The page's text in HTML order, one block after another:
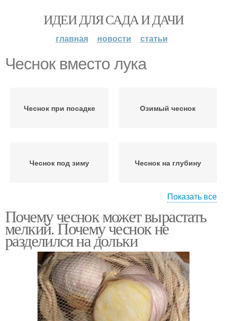
ИДЕИ ДЛЯ САДА И ДАЧИ
главная новости статьи
Чеснок вместо лука
Чеснок при посадке Озимый чеснок
Чеснок под зиму Чеснок на глубину
Почва для чеснока Крупный чеснок
Чеснок в открытом
грунте
И озимый чеснок
Показать все
Почему чеснок может вырастать
мелкий. Почему чеснок не
разделился на дольки